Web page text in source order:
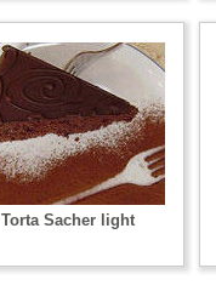
Torta Sacher light